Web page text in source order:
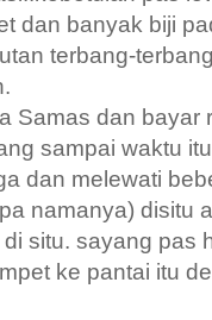
dan banyak biji
terbang-
Samas dan bayar
sampai waktu
dan melewati
namanya) disitu
situ. sayang pas
ke pantai itu